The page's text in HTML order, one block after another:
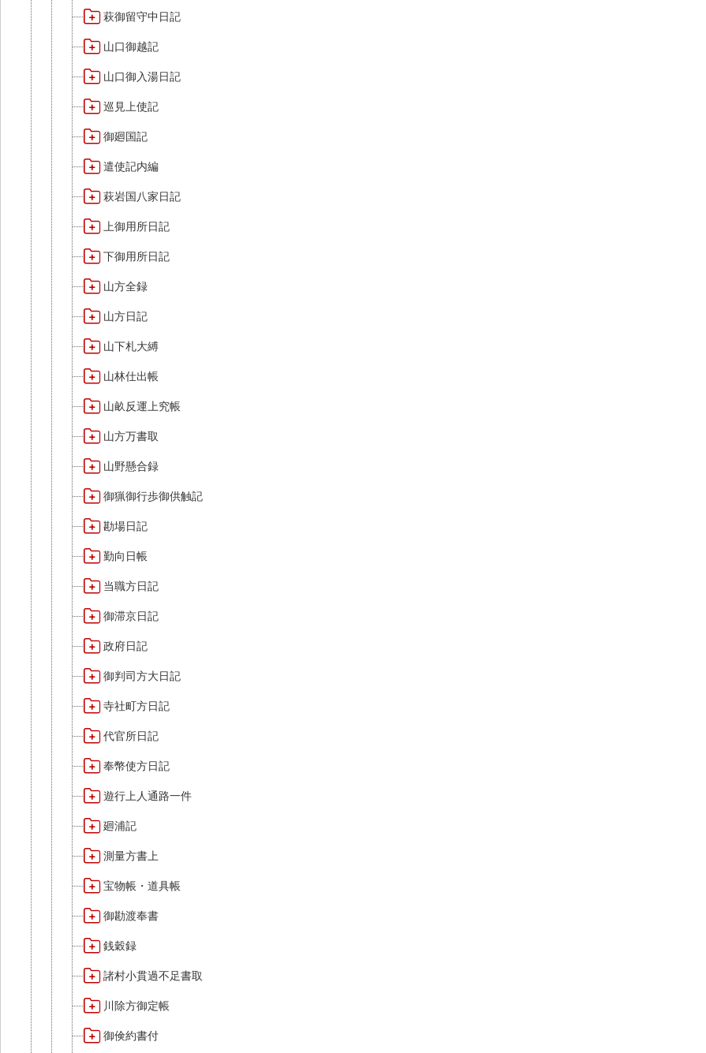
萩御留守中日記
山口御越記
山口御入湯日記
巡見上使記
御廻国記
遣使記内編
萩岩国八家日記
上御用所日記
下御用所日記
山方全録
山方日記
山下札大縛
山林仕出帳
山畝反運上究帳
山方万書取
山野懸合録
御猟御行歩御供触記
勘場日記
勤向日帳
当職方日記
御滞京日記
政府日記
御判司方大日記
寺社町方日記
代官所日記
奉幣使方日記
遊行上人通路一件
廻浦記
測量方書上
宝物帳・道具帳
御勘渡奉書
銭穀録
諸村小貫過不足書取
川除方御定帳
御倹約書付